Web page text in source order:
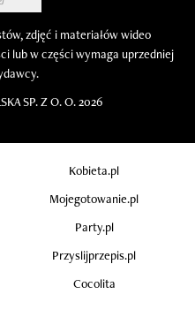
zdjęć i materiałów wideo
lub w części wymaga uprzedniej
SP. Z O. O. 2026
Kobieta.pl
Mojegotowanie.pl
Party.pl
Przyslijprzepis.pl
Cocolita